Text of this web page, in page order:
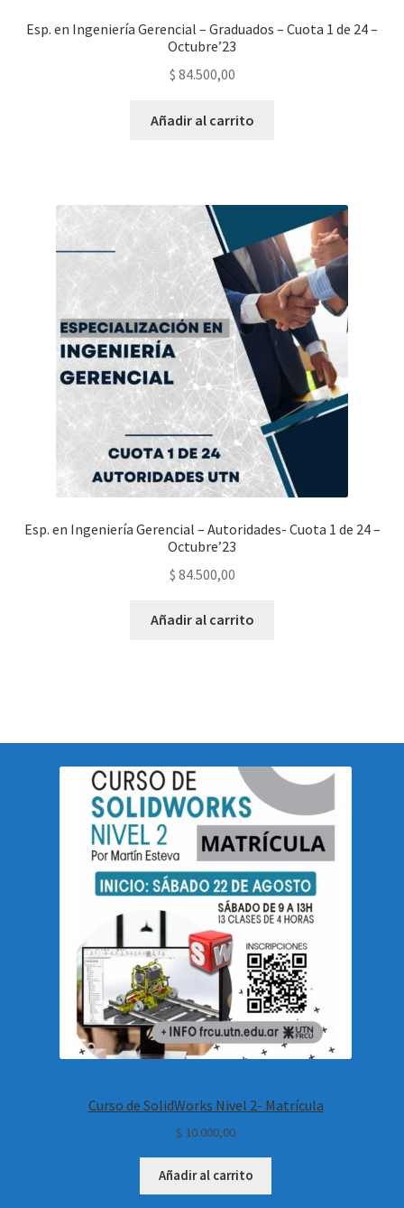
Esp. en Ingeniería Gerencial – Graduados – Cuota 1 de 24 –
Octubre’23
$ 84.500,00
Añadir al carrito
Esp. en Ingeniería Gerencial – Autoridades- Cuota 1 de 24 –
Octubre’23
$ 84.500,00
Añadir al carrito
Curso de SolidWorks Nivel 2- Matrícula
$ 10.000,00
Añadir al carrito